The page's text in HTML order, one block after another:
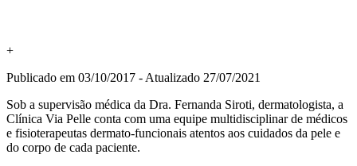
+
Publicado em 03/10/2017 - Atualizado 27/07/2021
Sob a supervisão médica da Dra. Fernanda Siroti, dermatologista, a
Clínica Via Pelle conta com uma equipe multidisciplinar de médicos
e fisioterapeutas dermato-funcionais atentos aos cuidados da pele e
do corpo de cada paciente.